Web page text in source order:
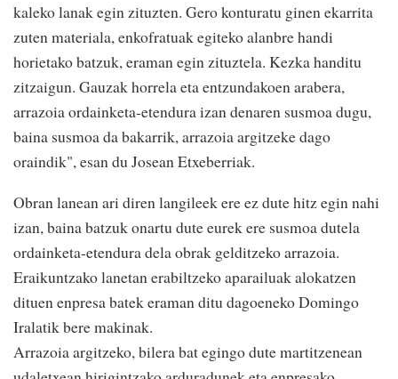
kaleko lanak egin zituzten. Gero konturatu ginen ekarrita
zuten materiala, enkofratuak egiteko alanbre handi
horietako batzuk, eraman egin zituztela. Kezka handitu
zitzaigun. Gauzak horrela eta entzundakoen arabera,
arrazoia ordainketa-etendura izan denaren susmoa dugu,
baina susmoa da bakarrik, arrazoia argitzeke dago
oraindik", esan du Josean Etxeberriak.
Obran lanean ari diren langileek ere ez dute hitz egin nahi
izan, baina batzuk onartu dute eurek ere susmoa dutela
ordainketa-etendura dela obrak gelditzeko arrazoia.
Eraikuntzako lanetan erabiltzeko aparailuak alokatzen
dituen enpresa batek eraman ditu dagoeneko Domingo
Iralatik bere makinak.
Arrazoia argitzeko, bilera bat egingo dute martitzenean